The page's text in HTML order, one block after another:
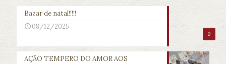
0
Bazar de natal!!!!!
08/12/2025
AÇÃO TEMPERO DO AMOR AOS